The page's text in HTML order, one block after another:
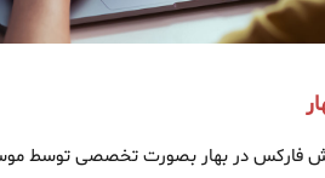
فارکس در بهار بصورت تخصصی توسط